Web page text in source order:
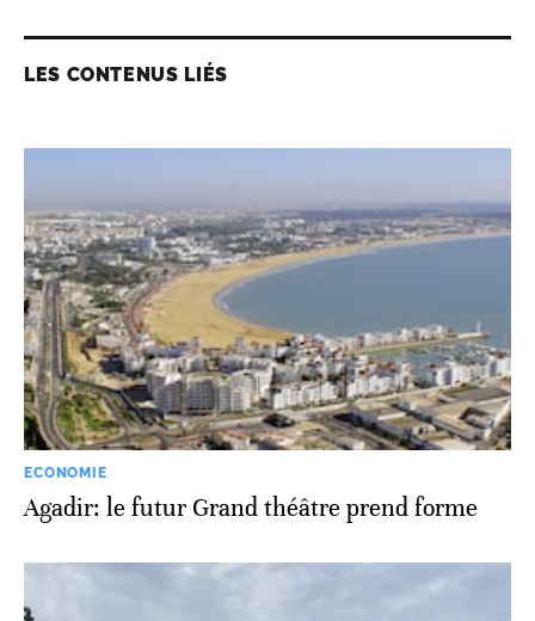
LES CONTENUS LIÉS
ECONOMIE
Agadir: le futur Grand théâtre prend forme